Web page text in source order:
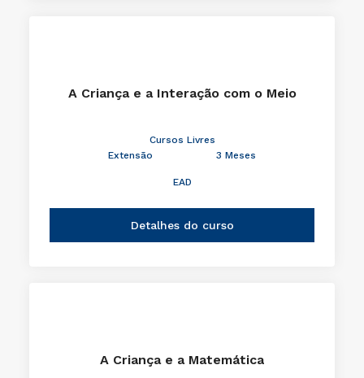
A Criança e a Interação com o Meio
Cursos Livres
Extensão
3 Meses
EAD
Detalhes do curso
A Criança e a Matemática